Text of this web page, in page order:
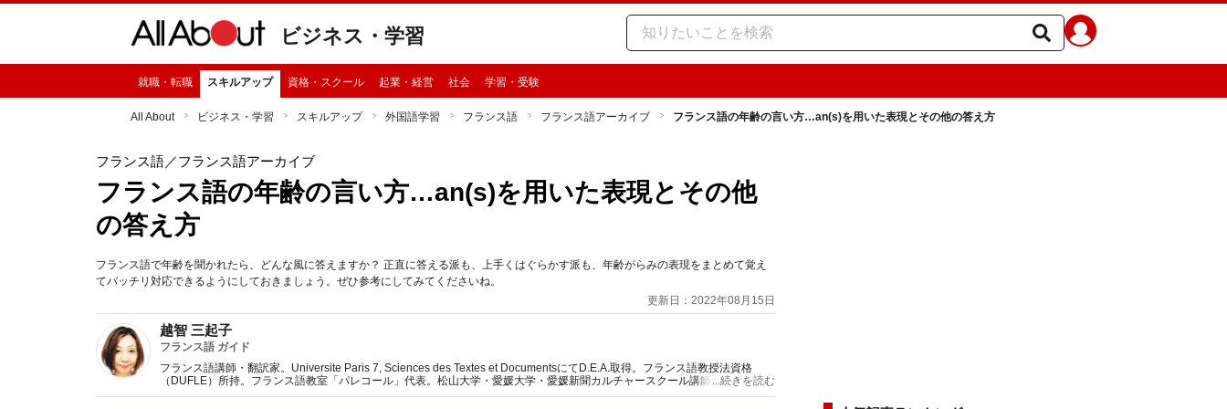
ビジネス・学習
就職・転職 スキルアップ 資格・スクール 起業・経営 社会 学習・受験
All About ビジネス・学習 スキルアップ 外国語学習 フランス語 フランス語アーカイブ フランス語の年齢の言い方…an(s)を用いた表現とその他の答え方
フランス語／フランス語アーカイブ
フランス語の年齢の言い方…an(s)を用いた表現とその他
の答え方
フランス語で年齢を聞かれたら、どんな風に答えますか？ 正直に答える派も、上手くはぐらかす派も、年齢がらみの表現をまとめて覚え
てバッチリ対応できるようにしておきましょう。ぜひ参考にしてみてくださいね。
更新日：2022年08月15日
越智 三起子
フランス語 ガイド
フランス語講師・翻訳家。Universite Paris 7, Sciences des Textes et DocumentsにてD.E.A.取得。フランス語教授法資格
（DUFLE）所持。フランス語教室「パレコール」代表。松山大学・愛媛大学・愛媛新聞カルチャースクール講師。...続きを読む